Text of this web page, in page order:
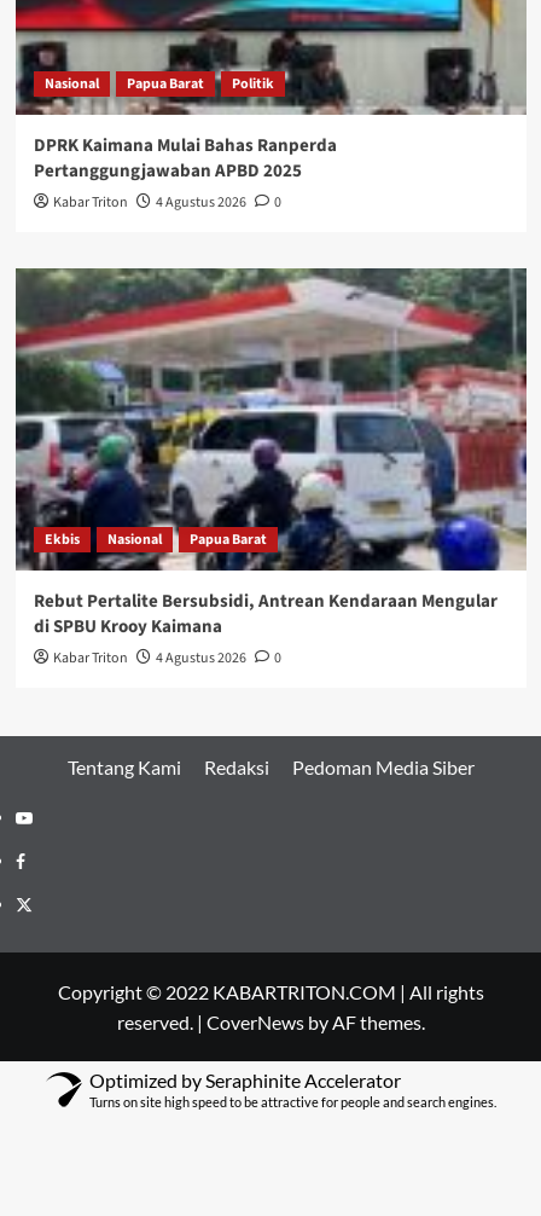
Nasional Papua Barat Politik
DPRK Kaimana Mulai Bahas Ranperda
Pertanggungjawaban APBD 2025
Kabar Triton 4 Agustus 2026 0
Ekbis Nasional Papua Barat
Rebut Pertalite Bersubsidi, Antrean Kendaraan Mengular
di SPBU Krooy Kaimana
Kabar Triton 4 Agustus 2026 0
Tentang Kami Redaksi Pedoman Media Siber
Youtube
Facebook
Twitter
Copyright © 2022 KABARTRITON.COM | All rights
reserved. | CoverNewsby AF themes.
Optimized by Seraphinite Accelerator
Turns on site high speed to be attractive for people and search engines.